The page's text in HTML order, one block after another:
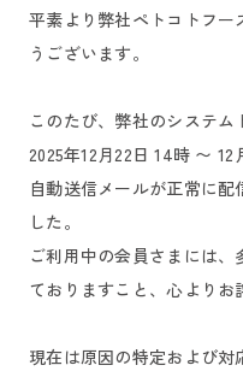
平素より弊社ペトコトフー
うございます。
このたび、弊社のシステム
2025年12月22日 14時 〜
自動送信メールが正常に
した。
ご利用中の会員さまには
ておりますこと、心よりお
現在は原因の特定および